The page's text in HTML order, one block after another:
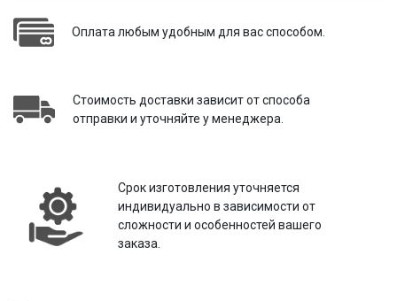
Оплата любым удобным для вас способом.
Стоимость доставки зависит от способа
отправки и уточняйте у менеджера.
Срок изготовления уточняется
индивидуально в зависимости от
сложности и особенностей вашего
заказа.